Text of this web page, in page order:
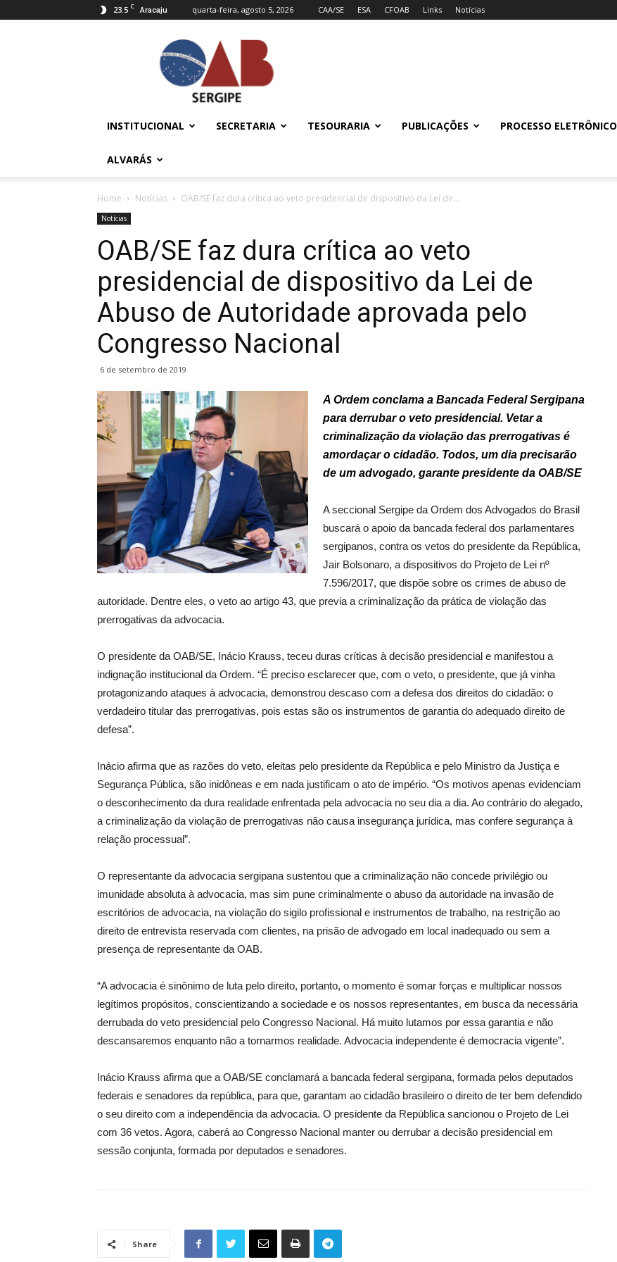
23.5 C Aracaju quarta-feira, agosto 5, 2026 CAA/SE ESA CFOAB Links Notícias
OAB/SE
Ordem
do
INSTITUCIONAL SECRETARIA TESOURARIA PUBLICAÇÕES PROCESSO ELETRÔNICO
ALVARÁS
Home Notícias OAB/SE faz dura crítica ao veto presidencial de dispositivo da Lei de...
Notícias
OAB/SE faz dura crítica ao veto
presidencial de dispositivo da Lei de
Abuso de Autoridade aprovada pelo
Congresso Nacional
6 de setembro de 2019
A Ordem conclama a Bancada Federal Sergipana
para derrubar o veto presidencial. Vetar a
criminalização da violação das prerrogativas é
amordaçar o cidadão. Todos, um dia precisarão
de um advogado, garante presidente da OAB/SE
A seccional Sergipe da Ordem dos Advogados do Brasil
buscará o apoio da bancada federal dos parlamentares
sergipanos, contra os vetos do presidente da República,
Jair Bolsonaro, a dispositivos do Projeto de Lei nº
7.596/2017, que dispõe sobre os crimes de abuso de
autoridade. Dentre eles, o veto ao artigo 43, que previa a criminalização da prática de violação das
prerrogativas da advocacia.
O presidente da OAB/SE, Inácio Krauss, teceu duras críticas à decisão presidencial e manifestou a
indignação institucional da Ordem. “É preciso esclarecer que, com o veto, o presidente, que já vinha
protagonizando ataques à advocacia, demonstrou descaso com a defesa dos direitos do cidadão: o
verdadeiro titular das prerrogativas, pois estas são os instrumentos de garantia do adequado direito de
defesa”.
Inácio afirma que as razões do veto, eleitas pelo presidente da República e pelo Ministro da Justiça e
Segurança Pública, são inidôneas e em nada justificam o ato de império. “Os motivos apenas evidenciam
o desconhecimento da dura realidade enfrentada pela advocacia no seu dia a dia. Ao contrário do alegado,
a criminalização da violação de prerrogativas não causa insegurança jurídica, mas confere segurança à
relação processual”.
O representante da advocacia sergipana sustentou que a criminalização não concede privilégio ou
imunidade absoluta à advocacia, mas sim pune criminalmente o abuso da autoridade na invasão de
escritórios de advocacia, na violação do sigilo profissional e instrumentos de trabalho, na restrição ao
direito de entrevista reservada com clientes, na prisão de advogado em local inadequado ou sem a
presença de representante da OAB.
“A advocacia é sinônimo de luta pelo direito, portanto, o momento é somar forças e multiplicar nossos
legítimos propósitos, conscientizando a sociedade e os nossos representantes, em busca da necessária
derrubada do veto presidencial pelo Congresso Nacional. Há muito lutamos por essa garantia e não
descansaremos enquanto não a tornarmos realidade. Advocacia independente é democracia vigente”.
Inácio Krauss afirma que a OAB/SE conclamará a bancada federal sergipana, formada pelos deputados
federais e senadores da república, para que, garantam ao cidadão brasileiro o direito de ter bem defendido
o seu direito com a independência da advocacia. O presidente da República sancionou o Projeto de Lei
com 36 vetos. Agora, caberá ao Congresso Nacional manter ou derrubar a decisão presidencial em
sessão conjunta, formada por deputados e senadores.
Share